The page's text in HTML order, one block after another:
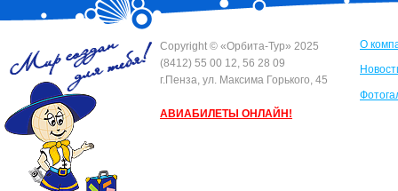
Сopyright © «Орбита-Тур» 2025
(8412) 55 00 12, 56 28 09
г.Пенза, ул. Максима Горького, 45
АВИАБИЛЕТЫ ОНЛАЙН!
О